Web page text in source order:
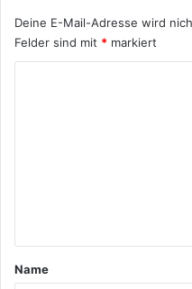
Deine E-Mail-Adresse wird
Felder sind mit * markiert
a
Name